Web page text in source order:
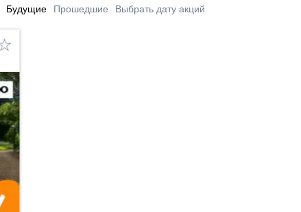
Будущие Прошедшие Выбрать дату акций